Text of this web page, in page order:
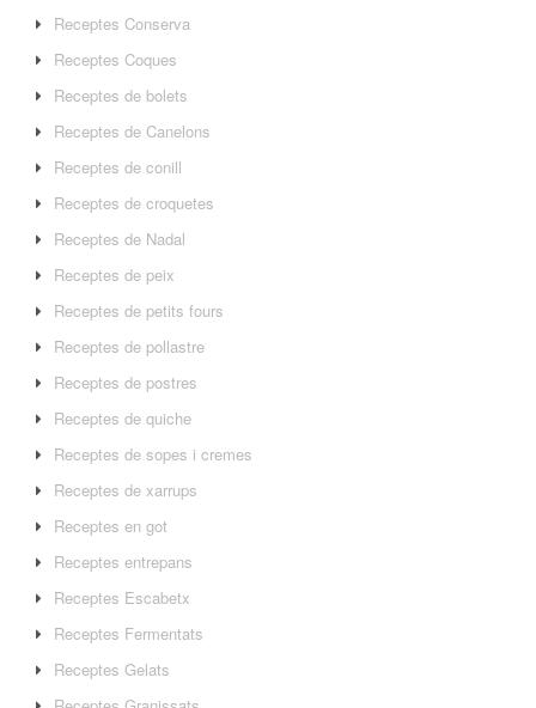
Receptes Conserva
Receptes Coques
Receptes de bolets
Receptes de Canelons
Receptes de conill
Receptes de croquetes
Receptes de Nadal
Receptes de peix
Receptes de petits fours
Receptes de pollastre
Receptes de postres
Receptes de quiche
Receptes de sopes i cremes
Receptes de xarrups
Receptes en got
Receptes entrepans
Receptes Escabetx
Receptes Fermentats
Receptes Gelats